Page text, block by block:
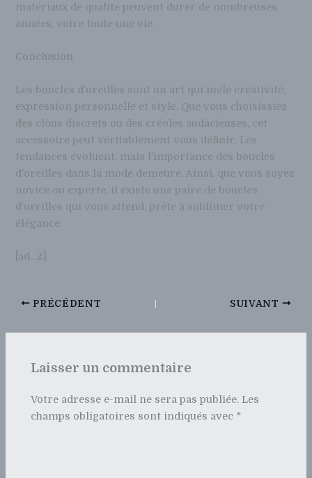
matériaux de qualité peuvent durer de nombreuses
années, voire toute une vie.
Conclusion
Les boucles d’oreilles sont un art qui mêle créativité,
expression personnelle et style. Que vous choisissiez
des clous discrets ou des créoles audacieuses, cet
accessoire peut véritablement vous définir. Les
tendances évoluent, mais l’importance des boucles
d’oreilles dans la mode demeure. Ainsi, que vous soyez
novice ou experte, il existe une paire de boucles
d’oreilles qui vous attend, prête à sublimer votre
élégance.
[ad_2]
PRÉCÉDENT SUIVANT
Laisser un commentaire
Votre adresse e-mail ne sera pas publiée. Les
champs obligatoires sont indiqués avec *